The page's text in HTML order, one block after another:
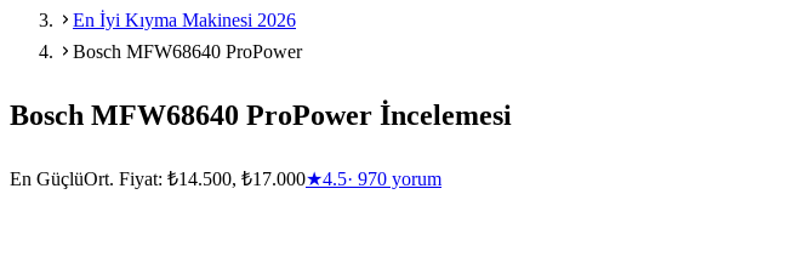
En İyi Kıyma Makinesi 2026
Bosch MFW68640 ProPower
Bosch MFW68640 ProPower İncelemesi
En GüçlüOrt. Fiyat: ₺14.500, ₺17.000★4.5· 970 yorum